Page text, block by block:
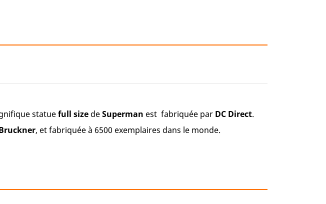
statuefull size deSuperman est fabriquée par DC Direct.
, et fabriquée à 6500 exemplaires dans le monde.